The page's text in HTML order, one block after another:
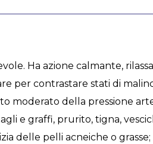
Ha azione calmante,
per contrastare stati di
moderato della pressione
e graffi, prurito, tigna,
delle pelli acneiche o